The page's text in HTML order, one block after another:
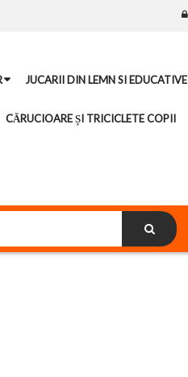
JUCARII DIN LEMN SI EDUCATIVE
CĂRUCIOARE ȘI TRICICLETE COPII